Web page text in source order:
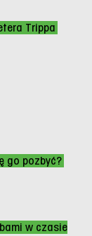
Trippa
go pozbyć?
w czasie